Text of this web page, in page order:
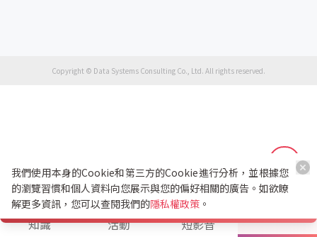
Copyright © Data Systems Consulting Co., Ltd. All rights reserved.
知識 活動 短影音
K幣兌換
我們使用本身的Cookie和第三方的Cookie進行分析，並根據您
的瀏覽習慣和個人資料向您展示與您的偏好相關的廣告。如欲瞭
解更多資訊，您可以查閱我們的隱私權政策 。